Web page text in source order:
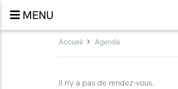
MENU
Accueil Agenda
Il n'y a pas de rendez-vous.